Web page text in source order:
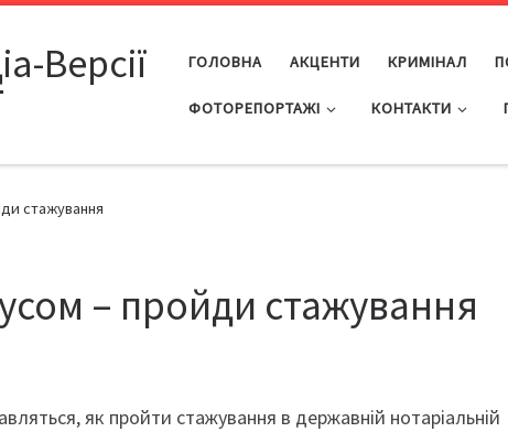
Версії ГОЛОВНА АКЦЕНТИ КРИМІНАЛ
ФОТОРЕПОРТАЖІ КОНТАКТИ
стажування
– пройди стажування
як пройти стажування в державній нотаріальній